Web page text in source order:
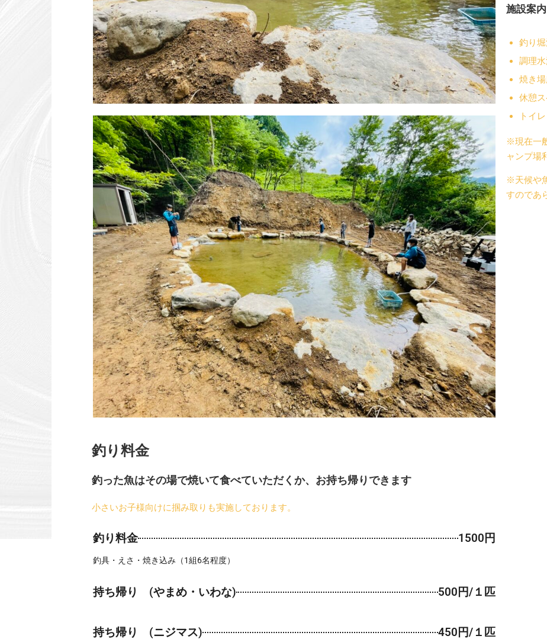
釣り料金
釣った魚はその場で焼いて食べていただくか、お持ち帰りできます
小さいお子様向けに掴み取りも実施しております。
釣り料金 1500円
釣具・えさ・焼き込み（1組6名程度）
持ち帰り (やまめ・いわな) 500円/１匹
持ち帰り (ニジマス) 450円/１匹
施設案内
釣り
調理
焼き
休憩
トイレ
※現在一
ャンプ場
※天候や
すのであ